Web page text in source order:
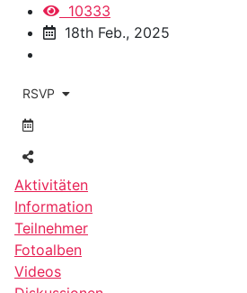
10333
18th Feb., 2025
RSVP
Aktivitäten
Information
Teilnehmer
Fotoalben
Videos